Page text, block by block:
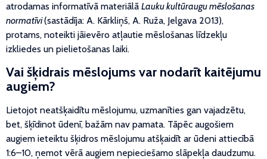
atrodamas informatīvā materiālā Lauku kultūraugu mēslošanas
normatīvi(sastādīja: A. Kārkliņš, A. Ruža, Jelgava 2013),
protams, noteikti jāievēro atļautie mēslošanas līdzekļu
izkliedes un pielietošanas laiki.
Vai šķidrais mēslojums var nodarīt kaitējumu
augiem?
Lietojot neatšķaidītu mēslojumu, uzmanīties gan vajadzētu,
bet, šķīdinot ūdenī, bažām nav pamata. Tāpēc augošiem
augiem ieteiktu šķidros mēslojumu atšķaidīt ar ūdeni attiecībā
1:6–10, ņemot vērā augiem nepieciešamo slāpekļa daudzumu.